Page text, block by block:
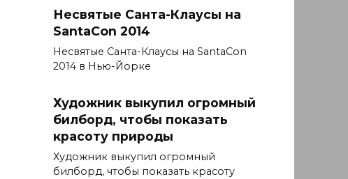
Несвятые Санта-Клаусы на
SantaCon 2014
Несвятые Санта-Клаусы на SantaCon
2014 в Нью-Йорке
Художник выкупил огромный
билборд, чтобы показать
красоту природы
Художник выкупил огромный
билборд, чтобы показать красоту